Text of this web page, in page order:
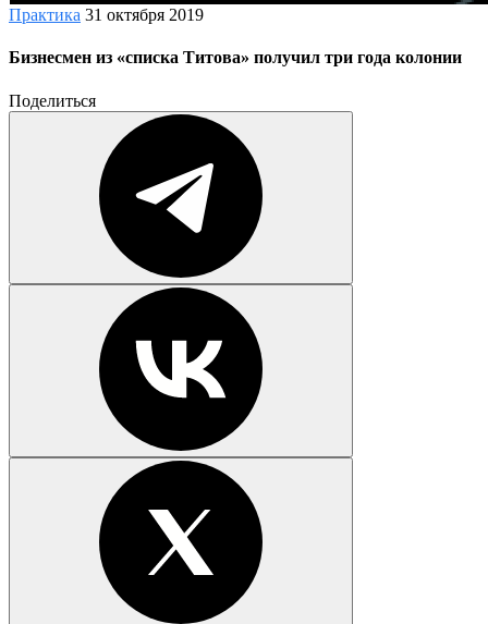
Практика 31 октября 2019
Бизнесмен из «списка Титова» получил три года колонии
Поделиться